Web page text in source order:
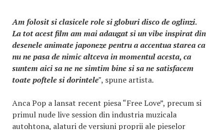
Am folosit si clasicele role si globuri disco de oglinzi.
La tot acest film am mai adaugat si un vibe inspirat din
desenele animate japoneze pentru a accentua starea ca
nu ne pasa de nimic altceva in momentul acesta, ca
suntem aici sa ne ne simtim bine si sa ne satisfacem
toate poftele si dorintele", spune artista.
Anca Pop a lansat recent piesa “Free Love”, precum si
primul nude live session din industria muzicala
autohtona, alaturi de versiuni proprii ale pieselor